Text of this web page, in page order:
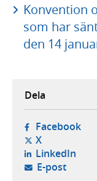
Konvention
som har
den 14
Dela
Facebook-
X- öppnas i
LinkedIn-
E-post-